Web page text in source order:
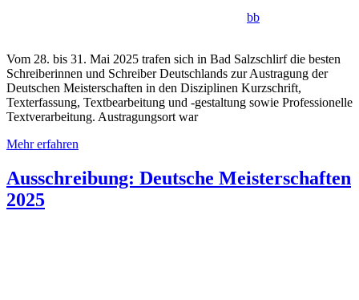
bb
Vom 28. bis 31. Mai 2025 trafen sich in Bad Salzschlirf die besten
Schreiberinnen und Schreiber Deutschlands zur Austragung der
Deutschen Meisterschaften in den Disziplinen Kurzschrift,
Texterfassung, Textbearbeitung und -gestaltung sowie Professionelle
Textverarbeitung. Austragungsort war
Mehr erfahren
Ausschreibung: Deutsche Meisterschaften
2025